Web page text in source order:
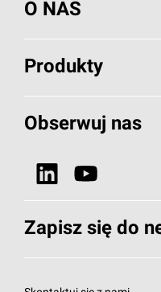
O NAS
O PAROC
Wiadomości i
Projekty referencyjne
Dlaczego wełna
Produkty
Izolacje Budowlane
Obserwuj nas
Zapisz się do